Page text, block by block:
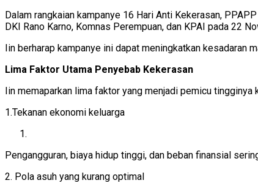
Dalam rangkaian kampanye 16 Hari Anti Kekerasan,
DKI Rano Karno, Komnas Perempuan, dan KPAI pada 22
Iin berharap kampanye ini dapat meningkatkan kesadaran
Lima Faktor Utama Penyebab Kekerasan
Iin memaparkan lima faktor yang menjadi pemicu
1.Tekanan ekonomi keluarga
Pengangguran, biaya hidup tinggi, dan beban finansial
2. Pola asuh yang kurang optimal